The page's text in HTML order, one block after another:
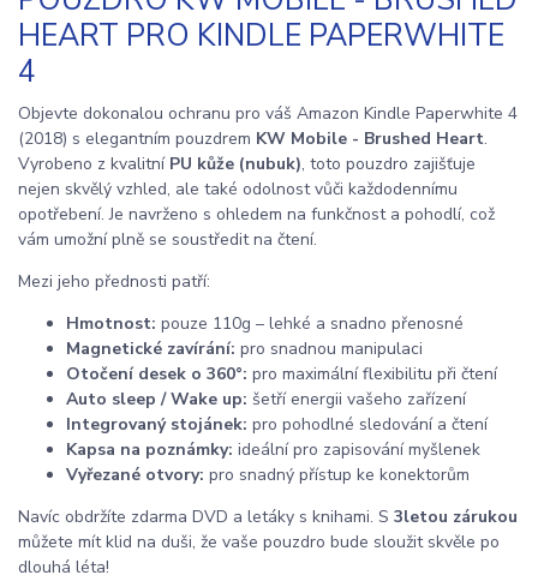
HEART PRO KINDLE PAPERWHITE
4
Objevte dokonalou ochranu pro váš Amazon Kindle Paperwhite 4
(2018) s elegantním pouzdrem KW Mobile - Brushed Heart.
Vyrobeno z kvalitní PU kůže (nubuk), toto pouzdro zajišťuje
nejen skvělý vzhled, ale také odolnost vůči každodennímu
opotřebení. Je navrženo s ohledem na funkčnost a pohodlí, což
vám umožní plně se soustředit na čtení.
Mezi jeho přednosti patří:
Hmotnost: pouze 110g – lehké a snadno přenosné
Magnetické zavírání: pro snadnou manipulaci
Otočení desek o 360°: pro maximální flexibilitu při čtení
Auto sleep / Wake up: šetří energii vašeho zařízení
Integrovaný stojánek: pro pohodlné sledování a čtení
Kapsa na poznámky: ideální pro zapisování myšlenek
Vyřezané otvory: pro snadný přístup ke konektorům
Navíc obdržíte zdarma DVD a letáky s knihami. S 3letou zárukou
můžete mít klid na duši, že vaše pouzdro bude sloužit skvěle po
dlouhá léta!